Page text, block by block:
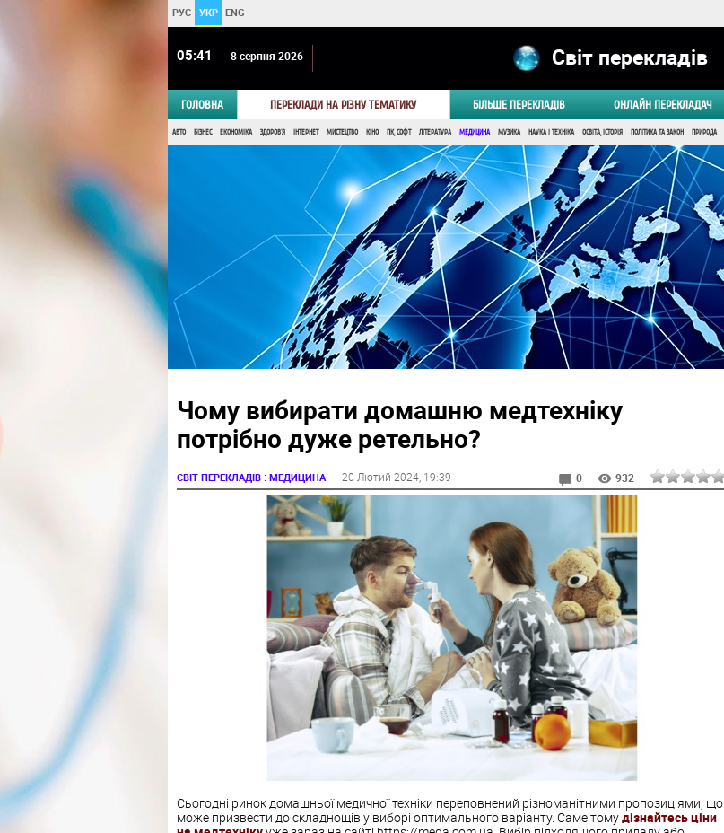
РУС УКР ENG
05 41 8 серпня 2026 Світ перекладів
ГОЛОВНА ПЕРЕКЛАДИ НА РІЗНУ ТЕМАТИКУ БІЛЬШЕ ПЕРЕКЛАДІВ ОНЛАЙН ПЕРЕКЛАДАЧ
АВТО БІЗНЕС ЕКОНОМІКА ЗДОРОВ'Я ІНТЕРНЕТ МИСТЕЦТВО КІНО ПК, СОФТ ЛІТЕРАТУРА МЕДИЦИНА МУЗИКА НАУКА І ТЕХНІКА ОСВІТА, ІСТОРІЯ ПОЛІТИКА ТА ЗАКОН ПРИРОДА
Чому вибирати домашню медтехніку
потрібно дуже ретельно?
СВІТ ПЕРЕКЛАДІВ: МЕДИЦИНА 20 Лютий 2024, 19:39 0 932
Сьогодні ринок домашньої медичної техніки переповнений різноманітними пропозиціями, що
може призвести до складнощів у виборі оптимального варіанту. Саме томудізнайтесь ціни